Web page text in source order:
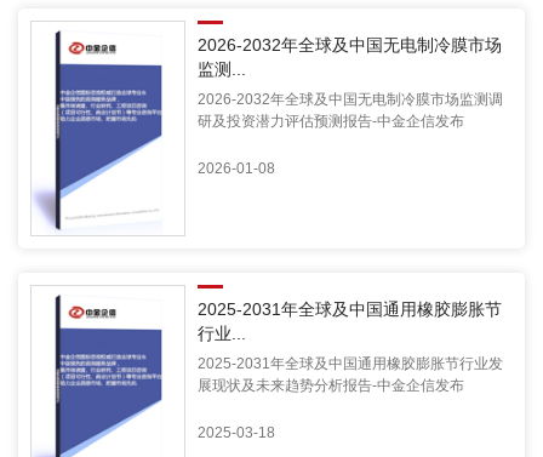
2026-2032年全球及中国无电制冷膜市场
监测...
2026-2032年全球及中国无电制冷膜市场监测调
研及投资潜力评估预测报告-中金企信发布
2026-01-08
2025-2031年全球及中国通用橡胶膨胀节
行业...
2025-2031年全球及中国通用橡胶膨胀节行业发
展现状及未来趋势分析报告-中金企信发布
2025-03-18